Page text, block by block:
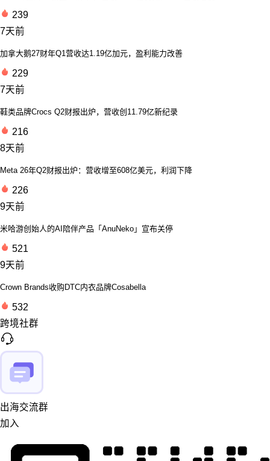
239
7天前
加拿大鹅27财年Q1营收达1.19亿加元，盈利能力改善
229
7天前
鞋类品牌Crocs Q2财报出炉，营收创11.79亿新纪录
216
8天前
Meta 26年Q2财报出炉：营收增至608亿美元，利润下降
226
9天前
米哈游创始人的AI陪伴产品「AnuNeko」宣布关停
521
9天前
Crown Brands收购DTC内衣品牌Cosabella
532
跨境社群
出海交流群
加入